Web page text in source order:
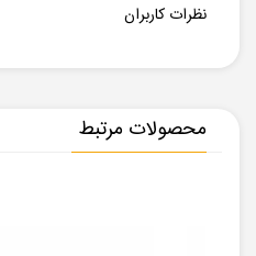
نظرات کاربران
محصولات مرتبط